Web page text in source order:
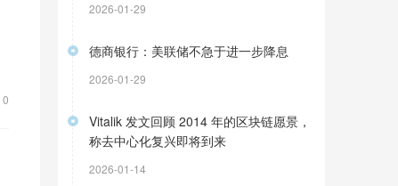
0
2026-01-29
德商银行：美联储不急于进一步降息
2026-01-29
Vitalik 发文回顾 2014 年的区块链愿景，
称去中心化复兴即将到来
2026-01-14